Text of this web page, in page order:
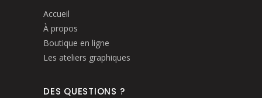
Accueil
À propos
Boutique en ligne
Les ateliers graphiques
DES QUESTIONS ?